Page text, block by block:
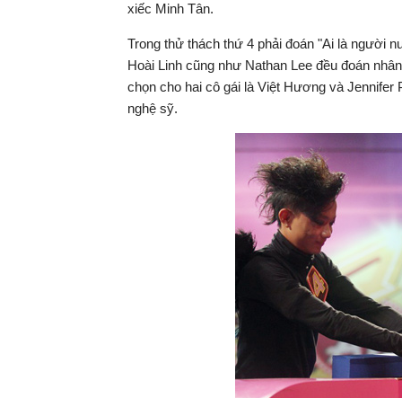
xiếc Minh Tân.
Trong thử thách thứ 4 phải đoán "Ai là người
Hoài Linh cũng như Nathan Lee đều đoán
chọn cho hai cô gái là Việt Hương và Jennifer
nghệ sỹ.